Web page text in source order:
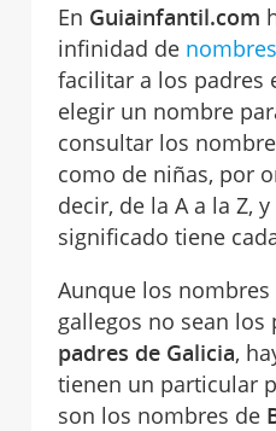
En Guiainfantil.com
infinidad de
facilitar a los padres
elegir un nombre
consultar los
como de niñas, por
decir, de la A a la Z,
significado tiene
Aunque los
gallegos no sean
padres de Galicia,
tienen un particular
son los nombres de